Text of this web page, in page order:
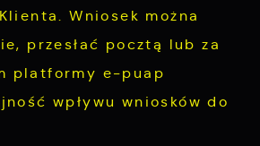
Wniosek można
przesłać pocztą lub za
platformy e-puap
wpływu wniosków do